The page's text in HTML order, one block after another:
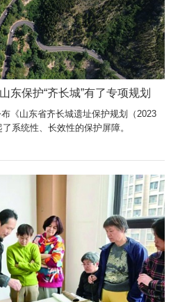
东保护“齐长城”有了专项规划
《山东省齐长城遗址保护规划（2023
系统性、长效性的保护屏障。